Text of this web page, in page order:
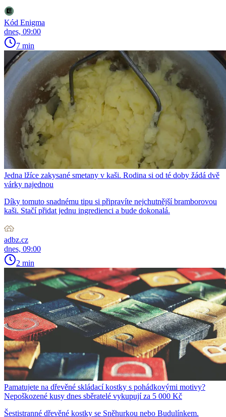
Kód Enigma
dnes, 09:00
7 min
Jedna lžíce zakysané smetany v kaši. Rodina si od té doby žádá dvě
várky najednou
Díky tomuto snadnému tipu si připravíte nejchutnější bramborovou
kaši. Stačí přidat jednu ingredienci a bude dokonalá.
adbz.cz
dnes, 09:00
2 min
Pamatujete na dřevěné skládací kostky s pohádkovými motivy?
Nepoškozené kusy dnes sběratelé vykupují za 5 000 Kč
Šestistranné dřevěné kostky se Sněhurkou nebo Budulínkem.